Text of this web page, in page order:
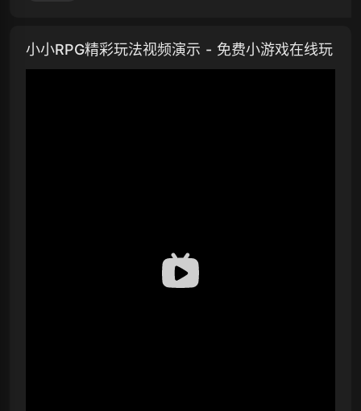
小小RPG精彩玩法视频演示 - 免费小游戏在线玩